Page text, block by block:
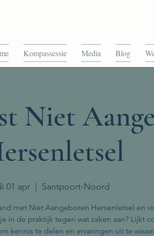
Kompassessie Media Blog
Niet
01 apr Santpoort-Noord
met Niet Aangeboren Hersenletsel en
in de praktijk tegen wat zaken aan? Lijkt
kennis te delen en ervaringen uit te